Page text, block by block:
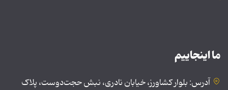
ما اینجاییم
آدرس: بلوار کشاورز، خیابان نادری، نبش حجت‌دوست، پلاک